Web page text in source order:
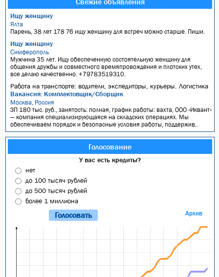
Ищу женщину
Ялта
Парень, 38 лет 178 76 ищу женщину для встреч можно старше. Пиши.
Ищу женщину
Симферополь
Мужчина 35 лет. Ищу обеспеченную состоятельную женщину для
общения дружбы и совместного времяпровождения и плотских утех,
все делаю качественно. +79783519310.
Работа на транспорте: водители, экспедиторы, курьеры. Логистика
Вакансия: Комплектовщик/Сборщик
Москва, Россия
ЗП 180 тыс. руб., занятость: полная, график работы: вахта, ООО «Иквант»
— компания специализирующаяся на складских операциях. Мы
обеспечиваем порядок и безопасные условия работы, поддержив..
Голосование
У вас есть кредиты?
нет
до 100 тысяч рублей
до 500 тысяч рублей
более 1 миллиона
Архив